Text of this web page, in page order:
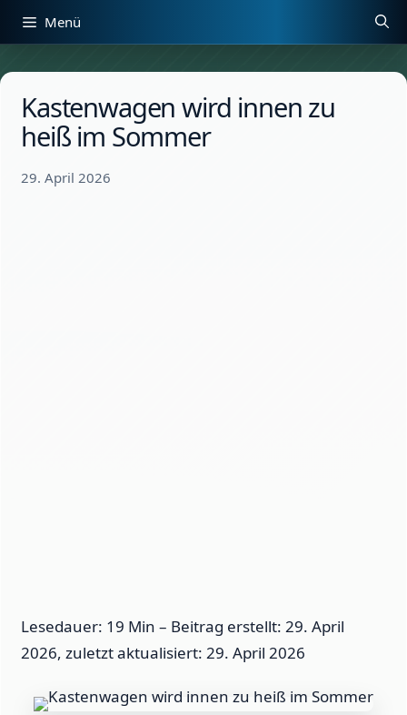
Zum
Inhalt
Menü
Kastenwagen wird innen zu
heiß im Sommer
29. April 2026
Lesedauer: 19 Min – Beitrag erstellt: 29. April
2026, zuletzt aktualisiert: 29. April 2026